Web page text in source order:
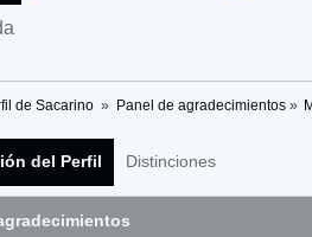
de Sacarino » Panel de agradecimientos»
del Perfil Distinciones